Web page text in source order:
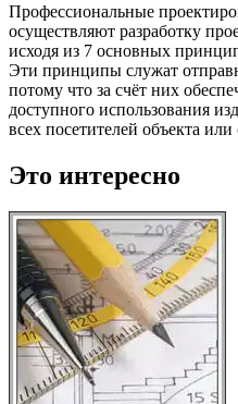
Профессиональные
осуществляют разработку
исходя из 7 основных
Эти принципы служат
потому что за счёт них
доступного использования
всех посетителей объекта
Это интересно